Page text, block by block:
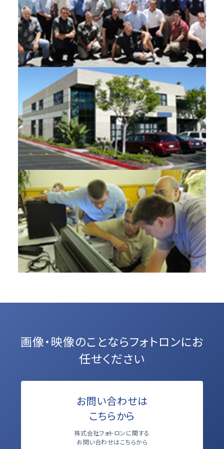
画像・映像のことならフォトロンにお
任せください
お問い合わせは
こちらから
株式会社フォトロンに関する
お問い合わせはこちらから